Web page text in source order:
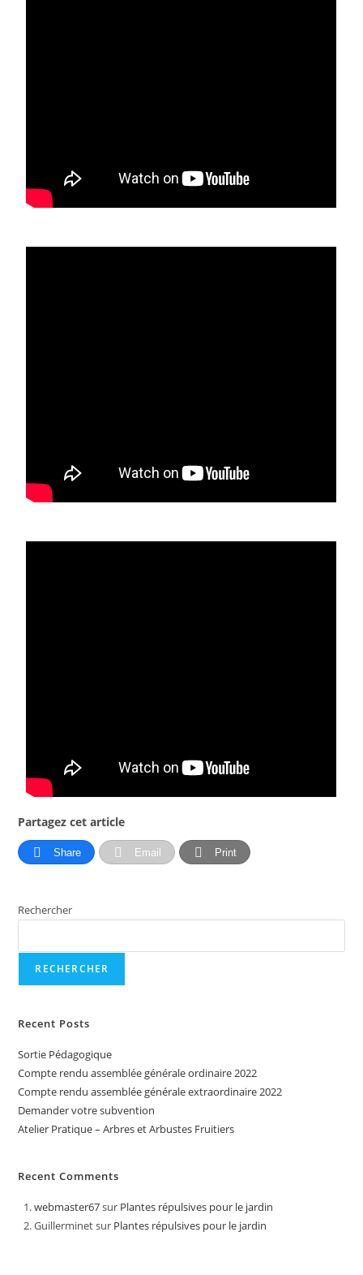
Partagez cet article
Share Email Print
Rechercher
RECHERCHER
Recent Posts
Sortie Pédagogique
Compte rendu assemblée générale ordinaire 2022
Compte rendu assemblée générale extraordinaire 2022
Demander votre subvention
Atelier Pratique – Arbres et Arbustes Fruitiers
Recent Comments
webmaster67sur Plantes répulsives pour le jardin
Guillerminetsur Plantes répulsives pour le jardin